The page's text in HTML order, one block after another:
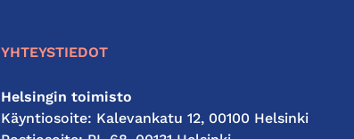
YHTEYSTIEDOT
Helsingin toimisto
Käyntiosoite: Kalevankatu 12, 00100 Helsinki